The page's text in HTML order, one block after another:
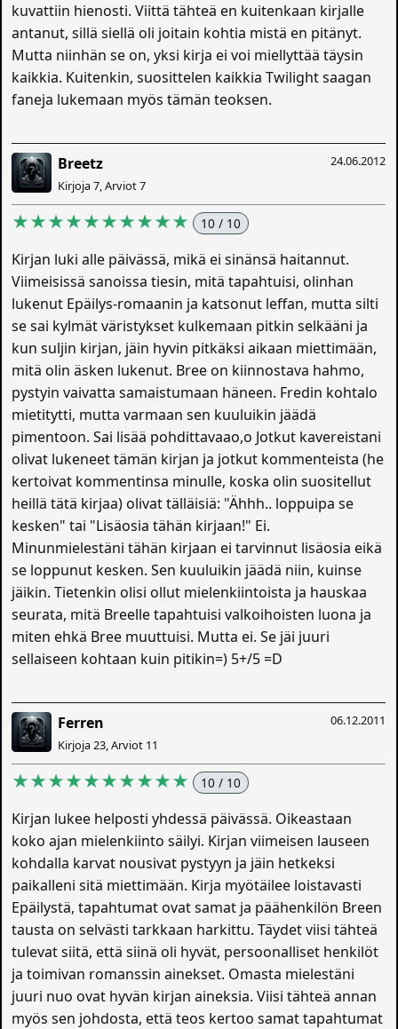
kuvattiin hienosti. Viittä tähteä en kuitenkaan kirjalle
antanut, sillä siellä oli joitain kohtia mistä en pitänyt.
Mutta niinhän se on, yksi kirja ei voi miellyttää täysin
kaikkia. Kuitenkin, suosittelen kaikkia Twilight saagan
faneja lukemaan myös tämän teoksen.
24.06.2012
Breetz
Kirjoja 7, Arviot 7
★★★★★★★★★★ 10 / 10
Kirjan luki alle päivässä, mikä ei sinänsä haitannut.
Viimeisissä sanoissa tiesin, mitä tapahtuisi, olinhan
lukenut Epäilys-romaanin ja katsonut leffan, mutta silti
se sai kylmät väristykset kulkemaan pitkin selkääni ja
kun suljin kirjan, jäin hyvin pitkäksi aikaan miettimään,
mitä olin äsken lukenut. Bree on kiinnostava hahmo,
pystyin vaivatta samaistumaan häneen. Fredin kohtalo
mietitytti, mutta varmaan sen kuuluikin jäädä
pimentoon. Sai lisää pohdittavaao,o Jotkut kavereistani
olivat lukeneet tämän kirjan ja jotkut kommenteista (he
kertoivat kommentinsa minulle, koska olin suositellut
heillä tätä kirjaa) olivat tälläisiä: "Ähhh.. loppuipa se
kesken" tai "Lisäosia tähän kirjaan!" Ei.
Minunmielestäni tähän kirjaan ei tarvinnut lisäosia eikä
se loppunut kesken. Sen kuuluikin jäädä niin, kuinse
jäikin. Tietenkin olisi ollut mielenkiintoista ja hauskaa
seurata, mitä Breelle tapahtuisi valkoihoisten luona ja
miten ehkä Bree muuttuisi. Mutta ei. Se jäi juuri
sellaiseen kohtaan kuin pitikin=) 5+/5 =D
06.12.2011
Ferren
Kirjoja 23, Arviot 11
★★★★★★★★★★ 10 / 10
Kirjan lukee helposti yhdessä päivässä. Oikeastaan
koko ajan mielenkiinto säilyi. Kirjan viimeisen lauseen
kohdalla karvat nousivat pystyyn ja jäin hetkeksi
paikalleni sitä miettimään. Kirja myötäilee loistavasti
Epäilystä, tapahtumat ovat samat ja päähenkilön Breen
tausta on selvästi tarkkaan harkittu. Täydet viisi tähteä
tulevat siitä, että siinä oli hyvät, persoonalliset henkilöt
ja toimivan romanssin ainekset. Omasta mielestäni
juuri nuo ovat hyvän kirjan aineksia. Viisi tähteä annan
myös sen johdosta, että teos kertoo samat tapahtumat